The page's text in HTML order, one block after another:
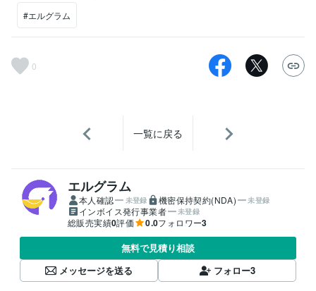
#エルグラム
0
一覧に戻る
エルグラム
本人確認 未登録 機密保持契約(NDA) 未登録
インボイス発行事業者 未登録
総販売実績0評価 0.0フォロワー3
無料で見積り相談
メッセージを送る
フォロー3